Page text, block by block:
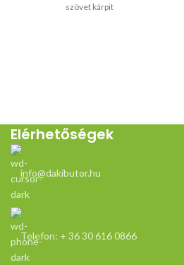
szövet kárpit
Elérhetőségek
info@dakibutor.hu
Telefon: + 36 30 616 0866